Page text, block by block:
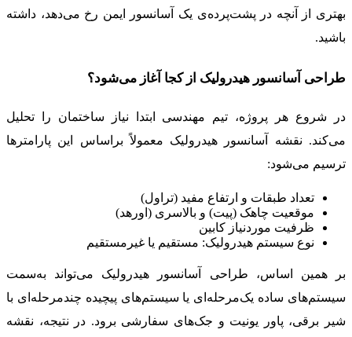
بهتری از آنچه در پشت‌پرده‌ی یک آسانسور ایمن رخ می‌دهد، داشته
باشید.
طراحی آسانسور هیدرولیک از کجا آغاز می‌شود؟
در شروع هر پروژه، تیم مهندسی ابتدا نیاز ساختمان را تحلیل
می‌کند. نقشه آسانسور هیدرولیک معمولاً براساس این پارامترها
ترسیم می‌شود:
تعداد طبقات و ارتفاع مفید (تراول)
موقعیت چاهک (پیت) و بالاسری (اورهد)
ظرفیت موردنیاز کابین
نوع سیستم هیدرولیک: مستقیم یا غیرمستقیم
بر همین اساس، طراحی آسانسور هیدرولیک می‌تواند به‌سمت
سیستم‌های ساده یک‌مرحله‌ای یا سیستم‌های پیچیده چندمرحله‌ای با
شیر برقی، پاور یونیت و جک‌های سفارشی برود. در نتیجه، نقشه